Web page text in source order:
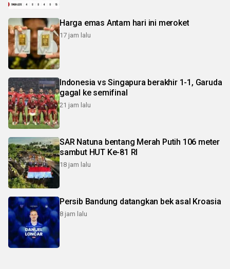
Harga emas Antam hari ini meroket
17 jam lalu
Indonesia vs Singapura berakhir 1-1, Garuda
gagal ke semifinal
21 jam lalu
SAR Natuna bentang Merah Putih 106 meter
sambut HUT Ke-81 RI
18 jam lalu
Persib Bandung datangkan bek asal Kroasia
8 jam lalu